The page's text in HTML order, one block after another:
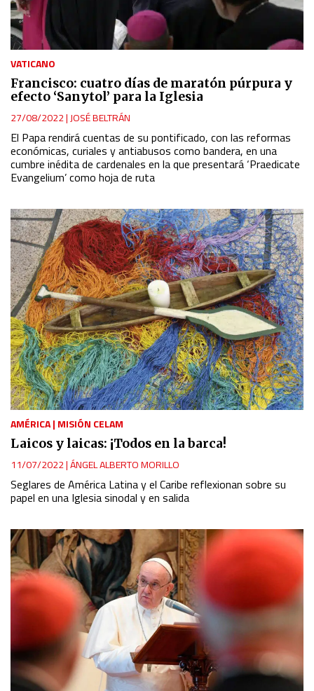
VATICANO
Francisco: cuatro días de maratón púrpura y
efecto ‘Sanytol’ para la Iglesia
27/08/2022| JOSÉ BELTRÁN
El Papa rendirá cuentas de su pontificado, con las reformas
económicas, curiales y antiabusos como bandera, en una
cumbre inédita de cardenales en la que presentará ‘Praedicate
Evangelium’ como hoja de ruta
AMÉRICA| MISIÓN CELAM
Laicos y laicas: ¡Todos en la barca!
11/07/2022|ÁNGEL ALBERTO MORILLO
Seglares de América Latina y el Caribe reflexionan sobre su
papel en una Iglesia sinodal y en salida